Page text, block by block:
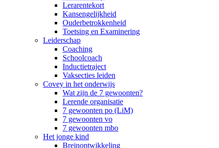
Lerarentekort
Kansengelijkheid
Ouderbetrokkenheid
Toetsing en Examinering
Leiderschap
Coaching
Schoolcoach
Inductietraject
Vaksecties leiden
Covey in het onderwijs
Wat zijn de 7 gewoonten?
Lerende organisatie
7 gewoonten po (LiM)
7 gewoonten vo
7 gewoonten mbo
Het jonge kind
Breinontwikkeling